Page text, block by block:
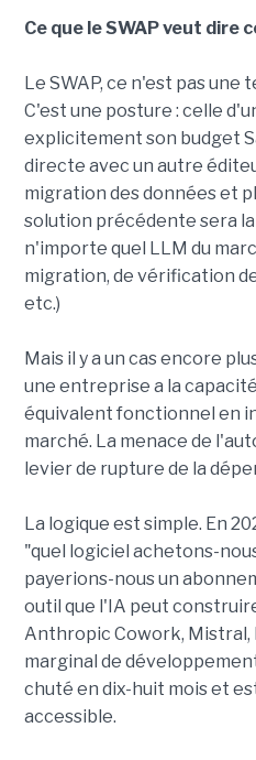
Ce que le SWAP veut dire
Le SWAP, ce n'est pas
C'est une posture : celle
explicitement son budget
directe avec un autre
migration des données et
solution précédente sera
n'importe quel LLM du
migration, de vérification
etc.)
Mais il y a un cas encore
une entreprise a la
équivalent fonctionnel en
marché. La menace de
levier de rupture de la
La logique est simple. En
"quel logiciel achetons-
payerions-nous un
outil que l'IA peut
Anthropic Cowork, Mistral,
marginal de
chuté en dix-huit mois et
accessible.